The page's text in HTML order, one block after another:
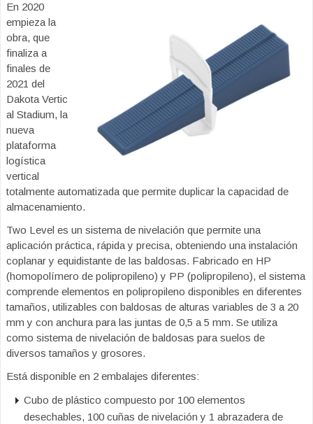
En 2020
empieza la
obra, que
finaliza a
finales de
2021 del
Dakota Vertic
al Stadium, la
nueva
plataforma
logística
vertical
totalmente automatizada que permite duplicar la capacidad de
almacenamiento.
Two Level es un sistema de nivelación que permite una
aplicación práctica, rápida y precisa, obteniendo una instalación
coplanar y equidistante de las baldosas. Fabricado en HP
(homopolímero de polipropileno) y PP (polipropileno), el sistema
comprende elementos en polipropileno disponibles en diferentes
tamaños, utilizables con baldosas de alturas variables de 3 a 20
mm y con anchura para las juntas de 0,5 a 5 mm. Se utiliza
como sistema de nivelación de baldosas para suelos de
diversos tamaños y grosores.
Está disponible en 2 embalajes diferentes:
Cubo de plástico compuesto por 100 elementos
desechables, 100 cuñas de nivelación y 1 abrazadera de